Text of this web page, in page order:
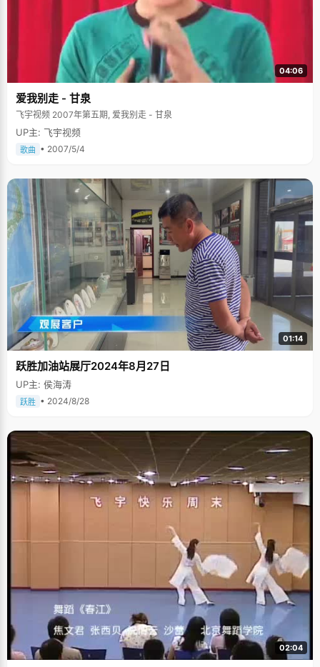
倒不如肯定一下她在这些小虚荣和小面子驱使下养成了循规蹈矩的性格以及
做事认真全力以赴的态度，唱丽娜也承认，除了刚开始有些不懂事的虚荣
外，那些因此而养成的做事习惯让自己受益匪浅，可以说是歪打正着 。 "那
老头"、"那老太" "那老头"、"那老太"是唱丽娜偶尔兴起或者耍小脾气时候对
自己爸爸妈妈的称呼，听起来有些奇怪但却又不乏亲切，这就取决于叫的人
的感情如何了。在唱丽娜家里，这代表了一种轻松和睦的家庭氛围和亲昵的
得子了。因此，唱丽娜在家里是相当受宠的，爸妈不但在生活上给予了无微
不至的关心照顾，而且从来不以长辈的身份示威，尤其是唱丽娜的爸爸，如
朋友一样交心，如一个上年纪的老大爷对待刚长成的孩童一样亲切和蔼，由
此，父女之间建立了平等互爱亲密无间的关系，也博得了"那老头"的昵称。
在家里，唱丽娜以"那老头"称呼爸爸，而唱爸爸会很高兴的应声，父女关系
在这奇特的称谓下越加亲密融洽。 唱丽娜没有一般家长望女成凤的心愿，只
希望女儿能健康快乐的成长就行了，因此没有给唱丽娜安排什么早期教
丽娜因为没考好闷闷不乐的时候，爸爸妈妈都过来安慰说："没关系的，不要
给自己太大压力，尽到力就行了"。 "越是面对宽松的环境，爸爸妈妈对我越
好，我越觉得自己应该多努力点，做出好成绩来让他们注意，高兴"，唱丽娜
说，"这或许是青少年叛逆的另一种解释吧，他们越不关注的东西，自己反而
越关注。" 复读一年 唱丽娜成绩一直都不错，在年级里排在前几名，北大是
十拿九稳了，但是去年高考，唱丽娜很郁闷，由于太紧张，才考了660
分。"没考上北大不是因为我实力不行，努力不够，而是因为心里压力太大
了"，唱丽娜说，"我付出了那么多的时间和经历，最后却没有得到回报，我
很不甘心，所以选择了复读 "。 进入复读班之前，唱丽娜已经想了一切可能
出现的情况，做好了充分的思想准备，而且还设想过，如果今年再遇到什么
偶然不可控制的因素再次失利，那就顺其自然，不再拘泥北大了。 唱丽娜人
缘很好，性格直爽，颇有些仗义，再加上她成绩优秀，在年级里总是排在前
几名的位置，所以大家都亲昵的称呼唱丽娜为"唱姐"。大家对复读的"唱姐"是
又爱又恨，不时的有小师弟师妹们有些忿忿的说，"成绩那么好又回来复读干
什么嘛"。刚开始的时候，唱丽娜会觉得很难过，不好意思，赶紧躲一边，后
来她想明白了，为了自己的梦想而做的事情是无可厚非的，再次面对这些"怨
言"的时候，唱丽娜不再脸红难受了，全身心的赴在学习上。 在临近高考的时
候，唱丽娜的班主任老师怕唱丽娜出现类似前一年的心态变化影响高考，于
是让唱丽娜搬到自己家来住，随时监督她的思想动态，唱丽娜要有什么问题
放松一下。"我没有睡午觉的习惯，躺在床上怎么也睡不着，但又怕扶了老师
就是在这时候看完的"。 本来基础就好，加上完全放松的心态和老师及时的引
导，唱丽娜第二次高考终于如愿考上了北京大学，并意外收获了状元头衔。
04:06
爱我别走 - 甘泉
飞宇视频 2007年第五期, 爱我别走 - 甘泉
UP主: 飞宇视频
歌曲 • 2007/5/4
01:14
跃胜加油站展厅2024年8月27日
UP主: 侯海涛
跃胜 • 2024/8/28
02:04